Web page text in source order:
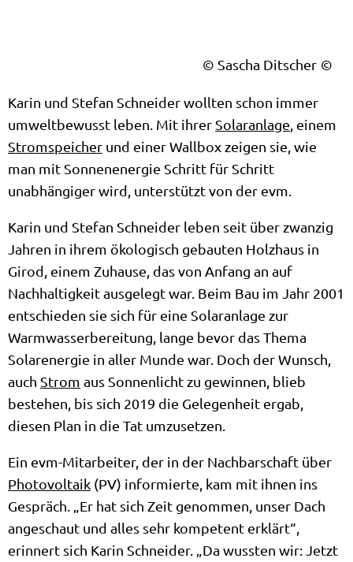
© Sascha Ditscher
Karin und Stefan Schneider wollten schon immer
umweltbewusst leben. Mit ihrer Solaranlage , einem
Stromspeicher und einer Wallbox zeigen sie, wie
man mit Sonnenenergie Schritt für Schritt
unabhängiger wird, unterstützt von der evm.
Karin und Stefan Schneider leben seit über zwanzig
Jahren in ihrem ökologisch gebauten Holzhaus in
Girod, einem Zuhause, das von Anfang an auf
Nachhaltigkeit ausgelegt war. Beim Bau im Jahr 2001
entschieden sie sich für eine Solaranlage zur
Warmwasserbereitung, lange bevor das Thema
Solarenergie in aller Munde war. Doch der Wunsch,
auch Strom aus Sonnenlicht zu gewinnen, blieb
bestehen, bis sich 2019 die Gelegenheit ergab,
diesen Plan in die Tat umzusetzen.
Ein evm-Mitarbeiter, der in der Nachbarschaft über
Photovoltaik (PV) informierte, kam mit ihnen ins
Gespräch. „Er hat sich Zeit genommen, unser Dach
angeschaut und alles sehr kompetent erklärt“,
erinnert sich Karin Schneider. „Da wussten wir: Jetzt